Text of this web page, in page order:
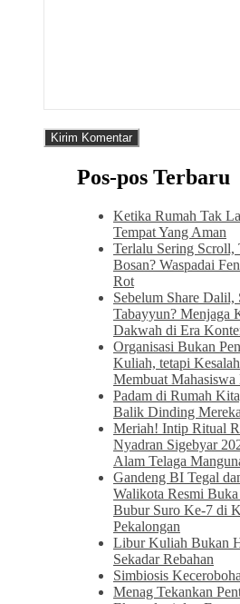
Pos-pos Terbaru
Ketika Rumah Tak
Tempat Yang Aman
Terlalu Sering Scroll,
Bosan? Waspadai
Rot
Sebelum Share Dalil,
Tabayyun? Menjaga
Dakwah di Era
Organisasi Bukan
Kuliah, tetapi
Membuat Mahasiswa
Padam di Rumah
Balik Dinding Mereka
Meriah! Intip Ritual
Nyadran Sigebyar
Alam Telaga
Gandeng BI Tegal
Walikota Resmi
Bubur Suro Ke-7 di
Pekalongan
Libur Kuliah Bukan
Sekadar Rebahan
Simbiosis
Menag Tekankan